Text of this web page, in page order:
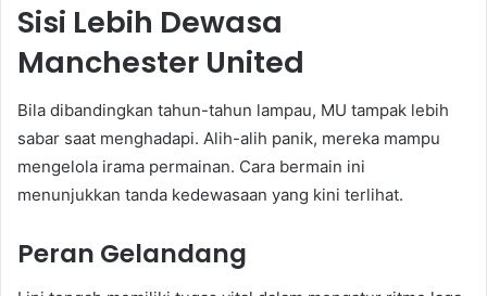
Sisi Lebih Dewasa
Manchester United
Bila dibandingkan tahun-tahun lampau, MU tampak lebih
sabar saat menghadapi. Alih-alih panik, mereka mampu
mengelola irama permainan. Cara bermain ini
menunjukkan tanda kedewasaan yang kini terlihat.
Peran Gelandang